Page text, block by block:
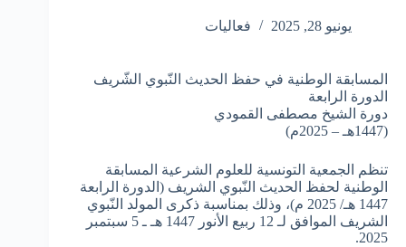
يونيو 28, 2025 فعاليات
المسابقة الوطنية في حفظ الحديث النّبوي الشّريف
الدورة الرابعة
دورة الشيخ مصطفى القمودي
(1447هـ – 2025م)
تنظم الجمعية التونسية للعلوم الشرعية المسابقة
الوطنية لحفظ الحديث النّبوي الشريف (الدورة الرابعة
1447 هـ/ 2025 م)، وذلك بمناسبة ذكرى المولد النّبوي
الشريف الموافق لـ 12 ربيع الأنور 1447 هـ ـ 5 سبتمبر
2025.